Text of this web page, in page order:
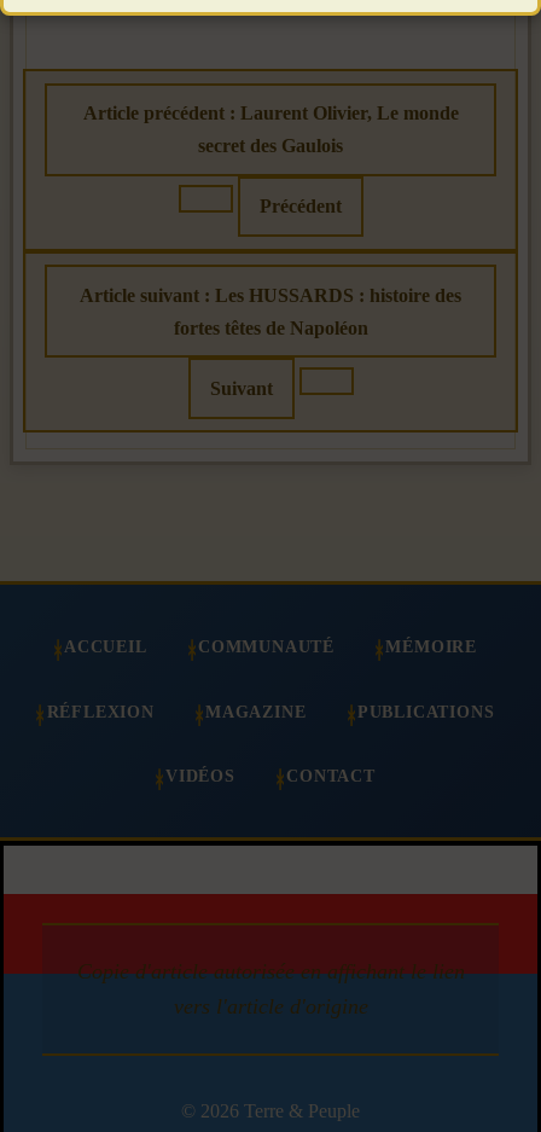
Article précédent : Laurent Olivier, Le monde
secret des Gaulois
Précédent
Article suivant : Les HUSSARDS : histoire des
fortes têtes de Napoléon
Suivant
ACCUEIL COMMUNAUTÉ MÉMOIRE
RÉFLEXION MAGAZINE PUBLICATIONS
VIDÉOS CONTACT
Copie d'article autorisée en affichant le lien
vers l'article d'origine
© 2026 Terre & Peuple